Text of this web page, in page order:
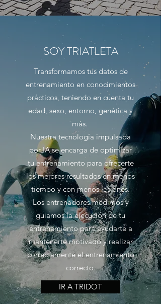
SOY TRIATLETA
Transformamos tus datos de
entrenamiento en conocimientos
prácticos, teniendo en cuenta tu
edad, sexo, entorno, genética y
más.
Nuestra tecnología impulsada
por IA se encarga de optimizar
tu entrenamiento para ofrecerte
los mejores resultados en menos
tiempo y con menos lesiones.
Los entrenadores medimos y
guiamos la ejecución de tu
entrenamiento para ayudarte a
mantenerte motivado y realizar
correctamente el entrenamiento
correcto.
IR A TRIDOT